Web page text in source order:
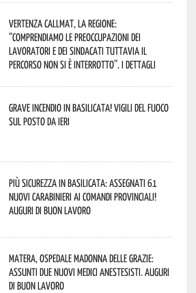
Vertenza CallMat, la Regione:
“comprendiamo le preoccupazioni dei
lavoratori e dei sindacati tuttavia il
percorso non si è interrotto”. I dettagli
Grave incendio in Basilicata! Vigili del fuoco
sul posto da ieri
Più sicurezza in Basilicata: assegnati 61
nuovi Carabinieri ai Comandi provinciali!
Auguri di buon lavoro
Matera, Ospedale Madonna delle Grazie:
assunti due nuovi medici anestesisti. Auguri
di buon lavoro